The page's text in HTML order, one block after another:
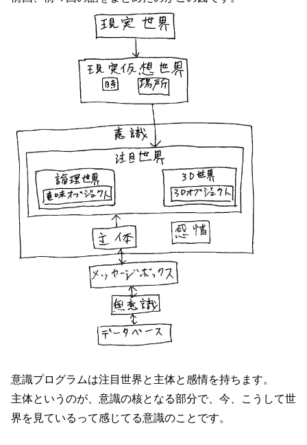
意識プログラムは注目世界と主体と感情を持ちます。
主体というのが、意識の核となる部分で、今、こうして世
界を見ているって感じてる意識のことです。